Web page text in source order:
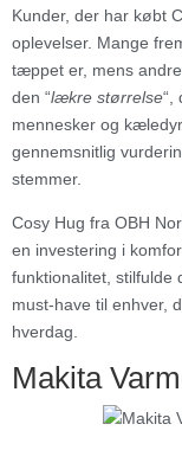
Kunder, der har købt
oplevelser. Mange
tæppet er, mens
den “lækre størrelse“,
mennesker og
gennemsnitlig
stemmer.
Cosy Hug fra OBH
en investering i
funktionalitet, stilfulde
must-have til enhver,
hverdag.
Makita